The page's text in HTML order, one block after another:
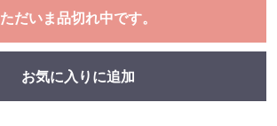
ただいま品切れ中です。
お気に入りに追加